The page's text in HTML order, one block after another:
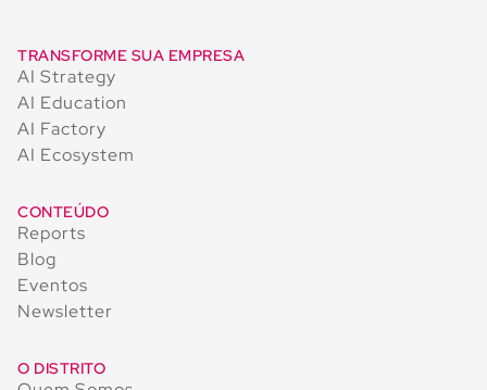
TRANSFORME SUA EMPRESA
AI Strategy
AI Education
AI Factory
AI Ecosystem
CONTEÚDO
Reports
Blog
Eventos
Newsletter
O DISTRITO